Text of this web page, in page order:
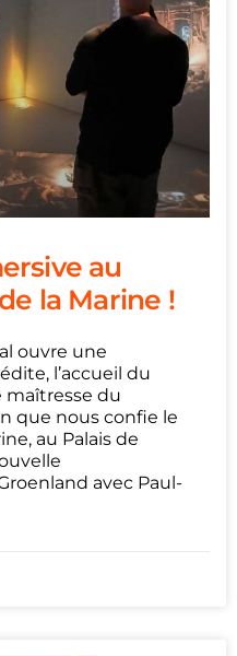
au
la Marine !
ouvre une
l’accueil du
du
que nous confie le
au Palais de
avec Paul-